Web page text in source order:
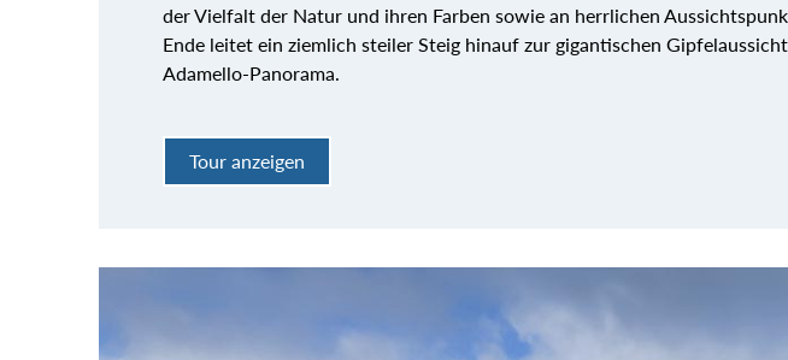
der Vielfalt der Natur und ihren Farben sowie an herrlichen
Ende leitet ein ziemlich steiler Steig hinauf zur gigantischen
Adamello-Panorama.
Tour anzeigen